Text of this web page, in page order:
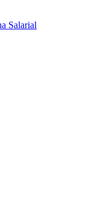
Salarial